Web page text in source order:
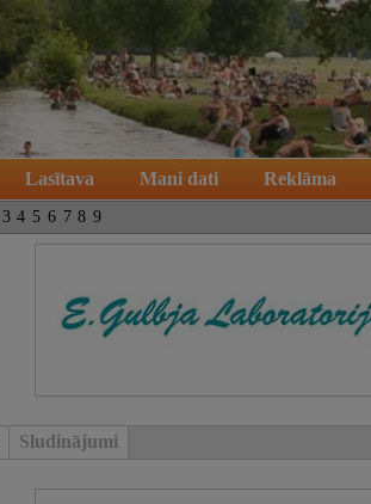
Lasītava Mani dati Reklāma
3 4 5 6 7 8 9
Sludinājumi